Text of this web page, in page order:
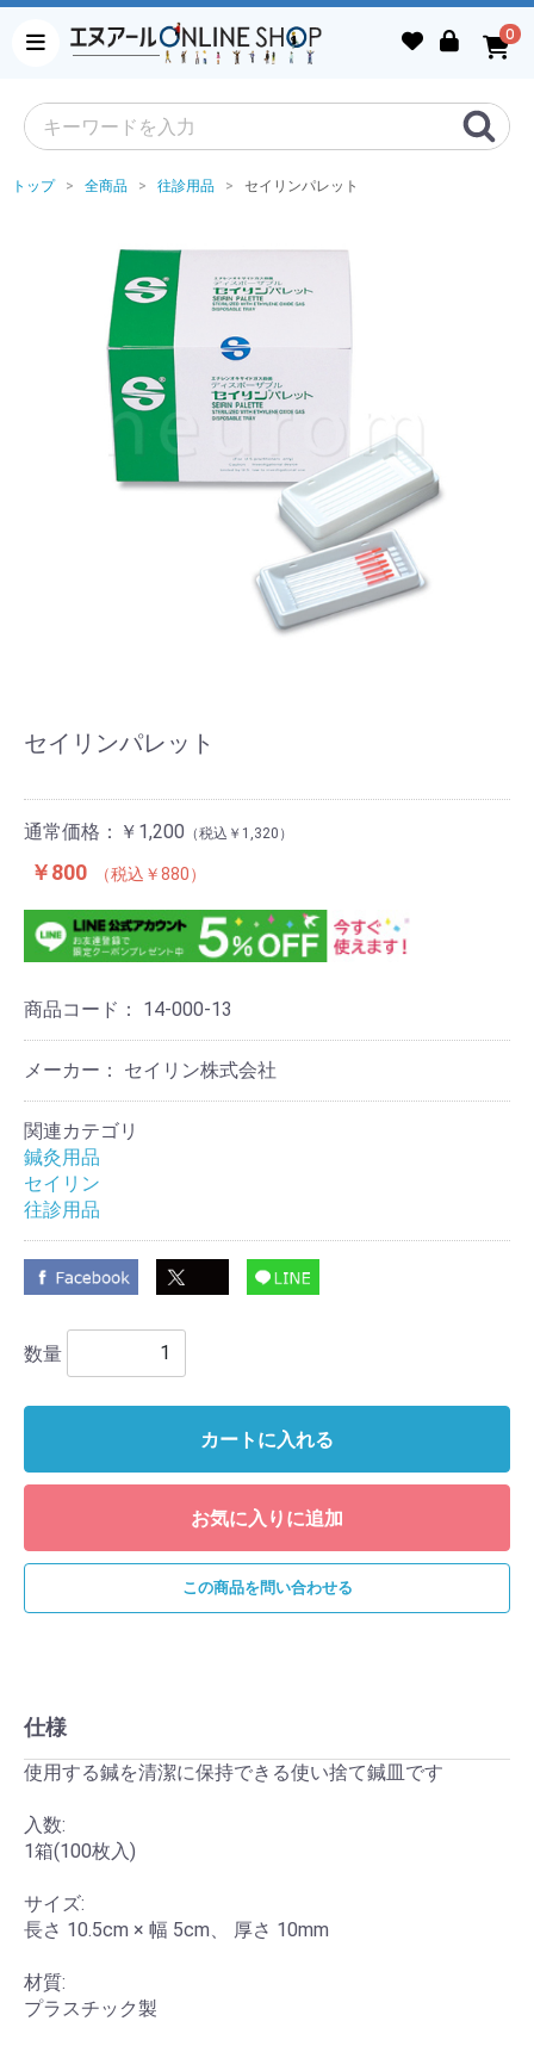
0
トップ 全商品 往診用品 セイリンパレット
セイリンパレット
通常価格： ￥1,200 ￥1,320
￥800 ￥880
商品コード： 14-000-13
メーカー： セイリン株式会社
関連カテゴリ
鍼灸用品
セイリン
往診用品
数量
カートに入れる
お気に入りに追加
この商品を問い合わせる
仕様
使用する鍼を清潔に保持できる使い捨て鍼皿です
入数:
1箱(100枚入)
サイズ:
長さ 10.5cm × 幅 5cm、 厚さ 10mm
材質:
プラスチック製